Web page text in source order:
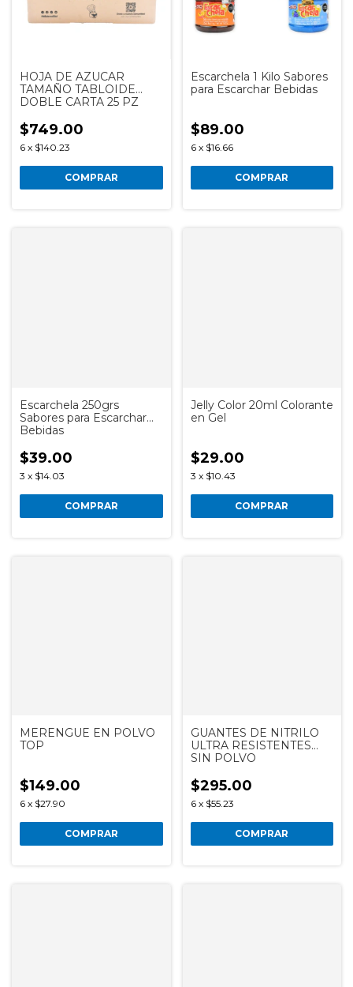
HOJA DE AZUCAR
TAMAÑO TABLOIDE
DOBLE CARTA 25 PZ
$749.00
6 x $140.23
Escarchela 1 Kilo Sabores
para Escarchar Bebidas
$89.00
6 x $16.66
COMPRAR
Escarchela 250grs
Sabores para Escarchar
Bebidas
$39.00
3 x $14.03
COMPRAR
Jelly Color 20ml Colorante
en Gel
$29.00
3 x $10.43
COMPRAR
MERENGUE EN POLVO
TOP
$149.00
6 x $27.90
COMPRAR
GUANTES DE NITRILO
ULTRA RESISTENTES
SIN POLVO
$295.00
6 x $55.23
COMPRAR